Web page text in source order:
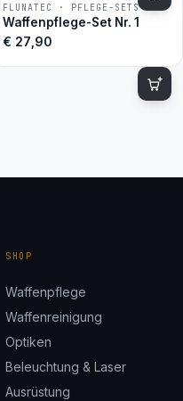
BESTSELLER
FLUNATEC · PFLEGE-SETS
Waffenpflege-Set Nr. 1
€ 27,90
SHOP
Waffenpflege
Waffenreinigung
Optiken
Beleuchtung & Laser
Ausrüstung